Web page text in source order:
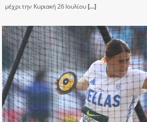
μέχρι την Κυριακή 26 Ιουλίου[…]